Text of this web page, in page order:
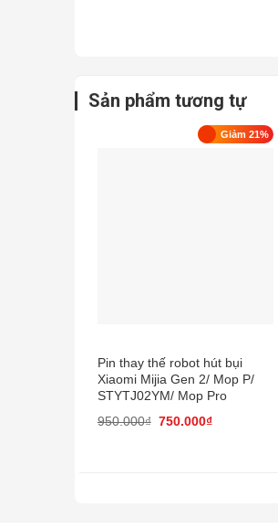
Sản phẩm tương tự
Giảm 21%
Pin thay thế robot hút bụi
Xiaomi Mijia Gen 2/ Mop P/
STYTJ02YM/ Mop Pro
950.000₫ 750.000₫